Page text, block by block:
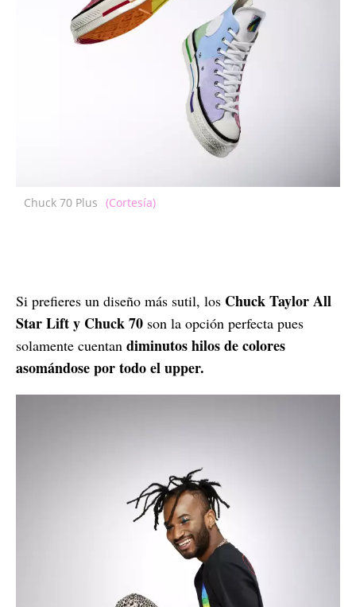
Chuck 70 Plus (Cortesía)
Si prefieres un diseño más sutil, los Chuck Taylor All
Star Lift y Chuck 70 son la opción perfecta pues
solamente cuentan diminutos hilos de colores
asomándose por todo el upper.